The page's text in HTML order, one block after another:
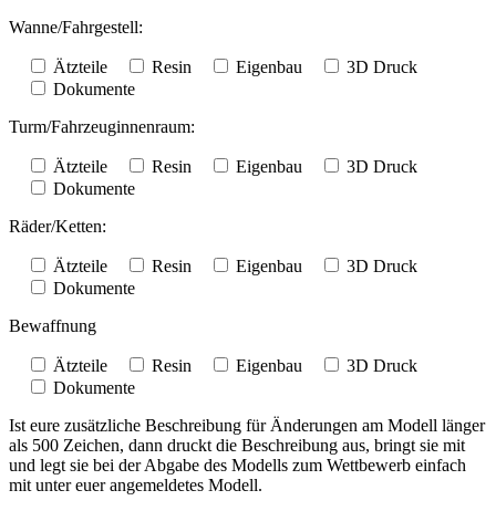
Wanne/Fahrgestell:
Ätzteile Resin Eigenbau
3D Druck
Dokumente
Turm/Fahrzeuginnenraum:
Ätzteile Resin Eigenbau
3D Druck
Dokumente
Räder/Ketten:
Ätzteile Resin Eigenbau
3D Druck
Dokumente
Bewaffnung
Ätzteile Resin Eigenbau
3D Druck
Dokumente
Ist eure zusätzliche Beschreibung für Änderungen am Modell länger
als 500 Zeichen, dann druckt die Beschreibung aus, bringt sie mit
und legt sie bei der Abgabe des Modells zum Wettbewerb einfach
mit unter euer angemeldetes Modell.